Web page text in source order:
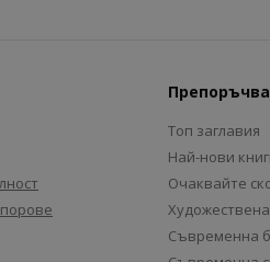
Топ заглавия
Най-нови
Очаквайте
Съвременна